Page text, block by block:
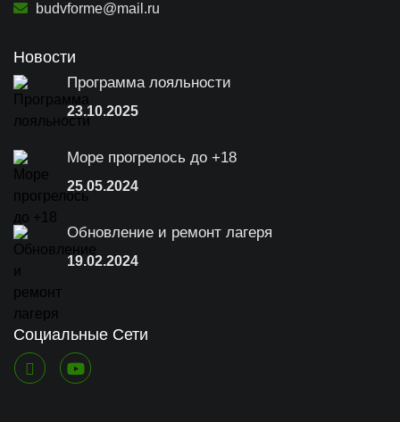
budvforme@mail.ru
Новости
Программа лояльности
23.10.2025
Море прогрелось до +18
25.05.2024
Обновление и ремонт лагеря
19.02.2024
Социальные Сети